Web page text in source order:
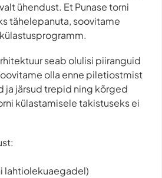
ühendust. Et Punase torni
tähelepanuta, soovitame
seab olulisi piiranguid
olla enne piletiostmist
ja järsud trepid ning kõrged
külastamisele takistuseks ei
lahtiolekuaegadel)